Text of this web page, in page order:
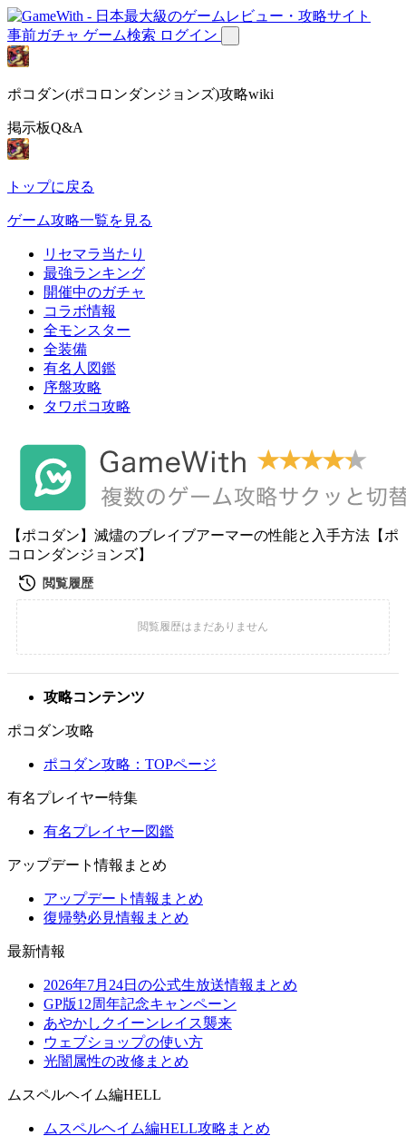
事前ガチャ ゲーム検索 ログイン
ポコダン(ポコロンダンジョンズ)攻略wiki
掲示板Q&A
トップに戻る
ゲーム攻略一覧を見る
リセマラ当たり
最強ランキング
開催中のガチャ
コラボ情報
全モンスター
全装備
有名人図鑑
序盤攻略
タワポコ攻略
【ポコダン】滅燼のブレイブアーマーの性能と入手方法【ポ
コロンダンジョンズ】
攻略コンテンツ
ポコダン攻略
ポコダン攻略：TOPページ
有名プレイヤー特集
有名プレイヤー図鑑
アップデート情報まとめ
アップデート情報まとめ
復帰勢必見情報まとめ
最新情報
2026年7月24日の公式生放送情報まとめ
GP版12周年記念キャンペーン
あやかしクイーンレイス襲来
ウェブショップの使い方
光闇属性の改修まとめ
ムスペルヘイム編HELL
ムスペルヘイム編HELL攻略まとめ